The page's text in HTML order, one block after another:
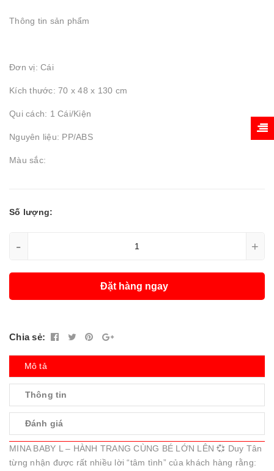
Thông tin sản phẩm
Đơn vị: Cái
Kích thước: 70 x 48 x 130 cm
Qui cách: 1 Cái/Kiện
Nguyên liệu: PP/ABS
Màu sắc:
Số lượng:
- +
Đặt hàng ngay
Chia sẻ:
Mô tả
Thông tin
Đánh giá
MINA BABY L – HÀNH TRANG CÙNG BÉ LỚN LÊN 💞 Duy Tân
từng nhận được rất nhiều lời “tâm tình” của khách hàng rằng: